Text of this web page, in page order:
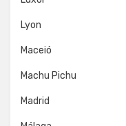
Lyon
Maceió
Machu Pichu
Madrid